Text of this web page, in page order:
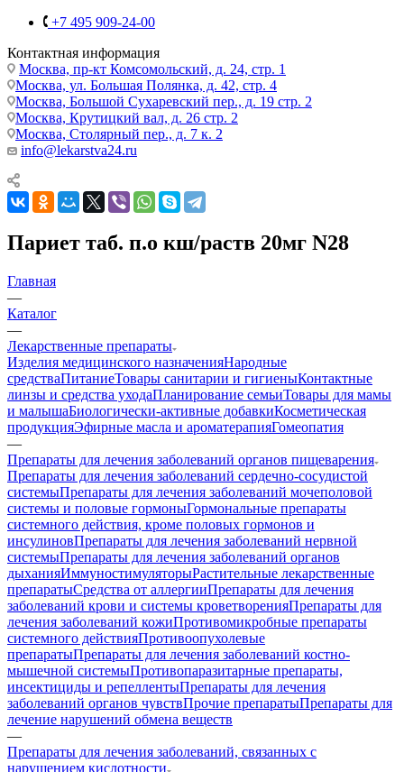
+7 495 909-24-00
Контактная информация
Москва, пр-кт Комсомольский, д. 24, стр. 1
Москва, ул. Большая Полянка, д. 42, стр. 4
Москва, Большой Сухаревский пер., д. 19 стр. 2
Москва, Крутицкий вал, д. 26 стр. 2
Москва, Столярный пер., д. 7 к. 2
info@lekarstva24.ru
Париет таб. п.о кш/раств 20мг N28
Главная
—
Каталог
—
Лекарственные препараты
Изделия медицинского назначенияНародные
средстваПитаниеТовары санитарии и гигиеныКонтактные
линзы и средства уходаПланирование семьиТовары для мамы
и малышаБиологически-активные добавкиКосметическая
продукцияЭфирные масла и ароматерапияГомеопатия
—
Препараты для лечения заболеваний органов пищеварения
Препараты для лечения заболеваний сердечно-сосудистой
системыПрепараты для лечения заболеваний мочеполовой
системы и половые гормоныГормональные препараты
системного действия, кроме половых гормонов и
инсулиновПрепараты для лечения заболеваний нервной
системыПрепараты для лечения заболеваний органов
дыханияИммуностимуляторыРастительные лекарственные
препаратыСредства от аллергииПрепараты для лечения
заболеваний крови и системы кроветворенияПрепараты для
лечения заболеваний кожиПротивомикробные препараты
системного действияПротивоопухолевые
препаратыПрепараты для лечения заболеваний костно-
мышечной системыПротивопаразитарные препараты,
инсектициды и репеллентыПрепараты для лечения
заболеваний органов чувствПрочие препаратыПрепараты для
лечение нарушений обмена веществ
—
Препараты для лечения заболеваний, связанных с
нарушением кислотности